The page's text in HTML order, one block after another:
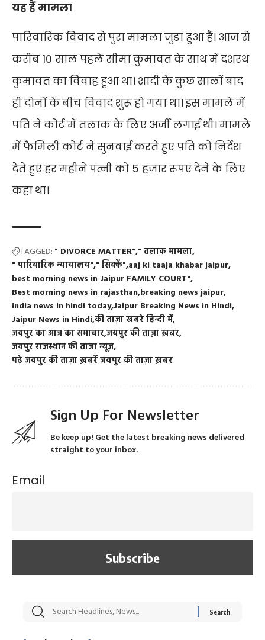
यह हैं मामला
पारिवारिकविवादसेपुरामामलाजुडाहुआहैं। आजसे
करीब 10 सालपहलेसीमाकुमावतकेसाथमेंदशरथ
कुमावतकाविवाहहुआ था। शादीकेकुछसालोंबाद
हीदोनोंकेबीचविवाद शुरूहोगया था।इसमामलेमें
पतिनेकोर्टमेंतलाककेलिए अर्जीलगाई थी।मामले
मेंफैमिलीकोर्टनेसुनवाईकरतेहुएपतिकोनिर्देश
देतेहुएहरमहीनेपत्नीको 5 हजाररूपएदेनेकेलिए
कहा था।
TAGGED: " DIVORCE MATTER" " तलाक मामला
" पारिवारिक न्यायालय" " सिक्कें" aaj ki taaja khabar jaipur
best morning news in Jaipur FAMILY COURT"
Best morning news in rajasthan breaking news jaipur
india news in hindi today Jaipur Breaking News in Hindi
Jaipur News in Hindiकी ताज़ा खबरे हिन्दी में
जयपुर का आज का समाचारजयपुर की ताज़ा ख़बर
जयपुर राजस्थान की ताजा न्यूज़
पढ़े जयपुर की ताज़ा ख़बरें जयपुर की ताज़ा ख़बर
Sign Up For Newsletter
Be keep up! Get the latest breaking news delivered
straight to your inbox.
Email
सट्टेबाजी में अरेस्ट हुए
रोज एक कच्चे लहसुन